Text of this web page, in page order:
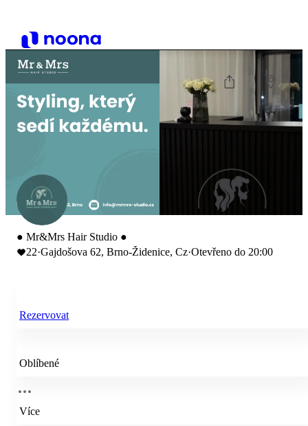
● Mr&Mrs Hair Studio ●
22·Gajdošova 62, Brno-Židenice, Cz·Otevřeno do 20:00
Rezervovat
Oblíbené
Více